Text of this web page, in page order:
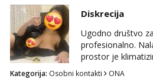
Diskrecija
Ugodno društvo
profesionalno.
prostor je
what sapp
Kategorija: Osobni kontakti ONA